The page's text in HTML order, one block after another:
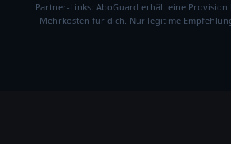
Partner-Links: AboGuard erhält eine
Mehrkosten für dich. Nur legitime